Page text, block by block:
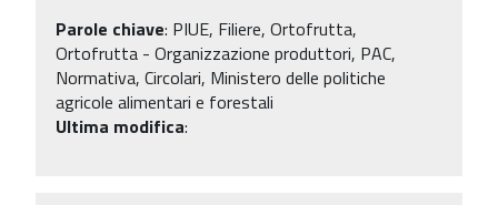
Parole chiave: PIUE, Filiere, Ortofrutta,
Ortofrutta - Organizzazione produttori, PAC,
Normativa, Circolari, Ministero delle politiche
agricole alimentari e forestali
Ultima modifica: